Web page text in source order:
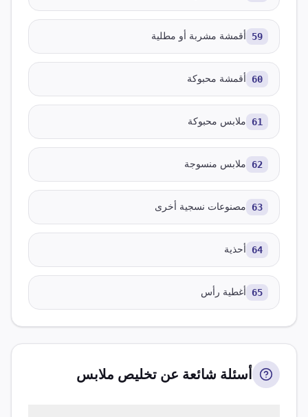
59 أقمشة مشربة أو مطلية
60 أقمشة محبوكة
61 ملابس محبوكة
62 ملابس منسوجة
63 مصنوعات نسجية أخرى
64 أحذية
65 أغطية رأس
أسئلة شائعة عن تخليص ملابس